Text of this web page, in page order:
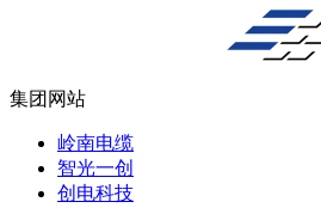
集团网站
岭南电缆
智光一创
创电科技